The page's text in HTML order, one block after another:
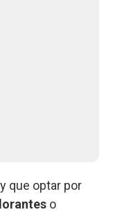
que optar por
o